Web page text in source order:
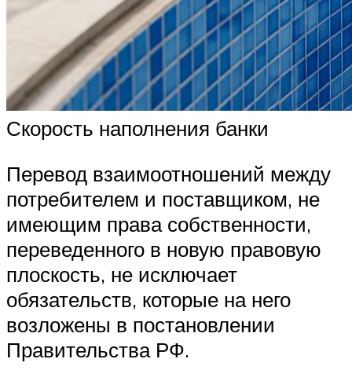
Скорость наполнения банки
Перевод взаимоотношений между
потребителем и поставщиком, не
имеющим права собственности,
переведенного в новую правовую
плоскость, не исключает
обязательств, которые на него
возложены в постановлении
Правительства РФ.